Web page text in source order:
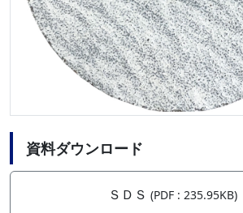
資料ダウンロード
ＳＤＳ (PDF : 235.95KB)